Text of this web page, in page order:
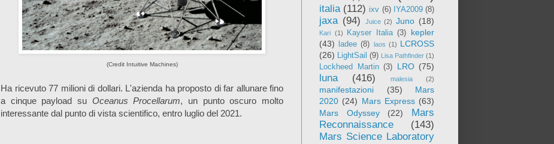
(Credit Intuitive Machines)
Ha ricevuto 77 milioni di dollari. L'azienda ha proposto di far allunare fino
a cinque payload su Oceanus Procellarum, un punto oscuro molto
interessante dal punto di vista scientifico, entro luglio del 2021.
italia (112) ixv (6) IYA2009 (8)
jaxa (94) Juice (2) Juno (18)
Kari (1) Kayser Italia (3)
kepler
(43)
ladee (8) laos (1) LCROSS
(26) LightSail (9) Lisa Pathfinder (1)
Lockheed Martin (3) LRO (75)
luna (416) malesia (2)
manifestazioni (35)
Mars
2020 (24) Mars Express (63)
Mars Odyssey
(22)
Mars
Reconnaissance
(143)
Mars Science Laboratory